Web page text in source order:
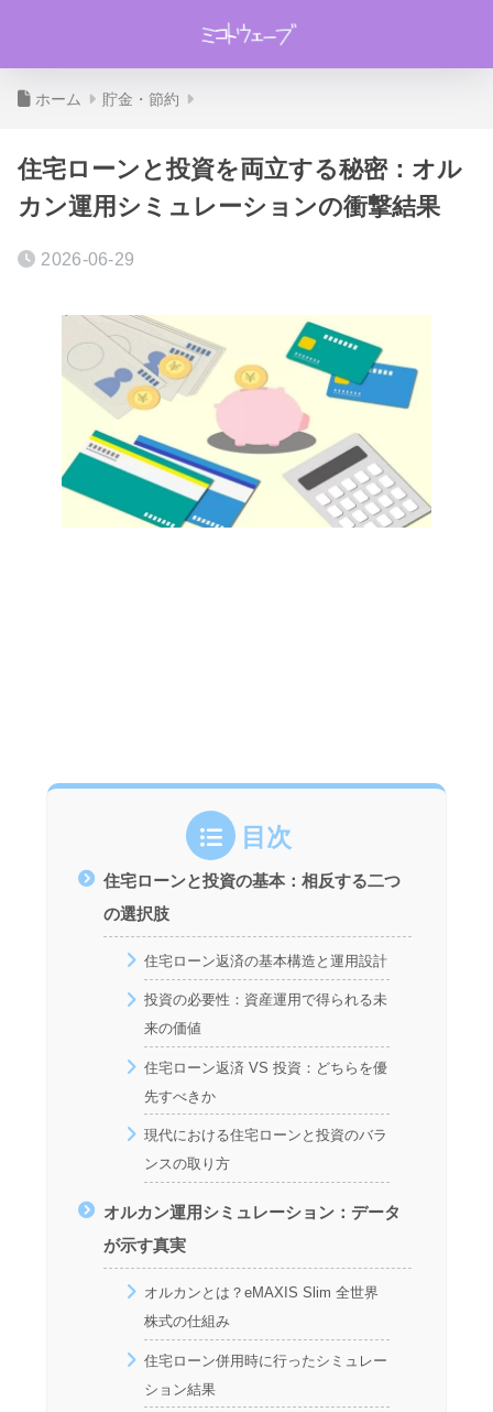
ホーム 貯金・節約
住宅ローンと投資を両立する秘密：オル
カン運用シミュレーションの衝撃結果
2026-06-29
目次
住宅ローンと投資の基本：相反する二つ
の選択肢
住宅ローン返済の基本構造と運用設計
投資の必要性：資産運用で得られる未
来の価値
住宅ローン返済 VS 投資：どちらを優
先すべきか
現代における住宅ローンと投資のバラ
ンスの取り方
オルカン運用シミュレーション：データ
が示す真実
オルカンとは？eMAXIS Slim 全世界
株式の仕組み
住宅ローン併用時に行ったシミュレー
ション結果